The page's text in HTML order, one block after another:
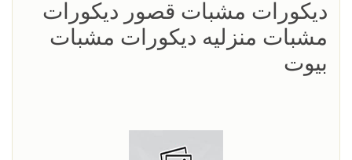
ديكورات مشبات قصور ديكورات
مشبات منزليه ديكورات مشبات
بيوت